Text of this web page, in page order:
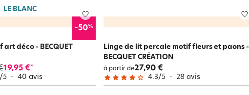
LE BLANC
-50%
art déco - BECQUET
19,95 €*
/5 - 40 avis
Linge de lit percale motif fleurs et paons -
BECQUET CRÉATION
à partir de27,90 €
4.3/5 - 28 avis